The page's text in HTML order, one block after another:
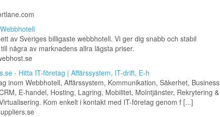
av Sveriges billigaste webbhotell. Vi ger dig snabb och stabil
några av marknadens allra lägsta priser.
- Hitta IT-företag | Affärssystem, IT-drift, E-h
inom Webbhotell, Affärssystem, Kommunikation, Säkerhet, Business
E-handel, Hosting, Lagring, Mobilitet, Molntjänster, Rekrytering &
Kom enkelt i kontakt med IT-företag genom f [...]